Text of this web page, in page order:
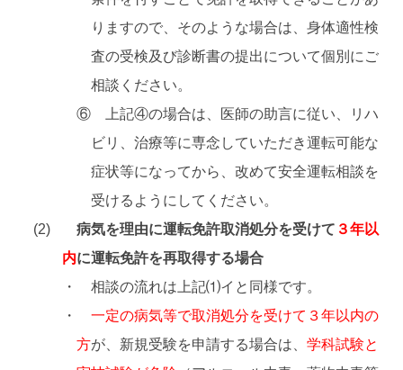
りますので、そのような場合は、身体適性検
査の受検及び診断書の提出について個別にご
相談ください。
⑥ 上記④の場合は、医師の助言に従い、リハ
ビリ、治療等に専念していただき運転可能な
症状等になってから、改めて安全運転相談を
受けるようにしてください。
病気を理由に運転免許取消処分を受けて ３年以
内に運転免許を再取得する場合
・ 相談の流れは上記⑴イと同様です。
・一定の病気等で取消処分を受けて３年以内の
方が、新規受験を申請する場合は、学科試験と